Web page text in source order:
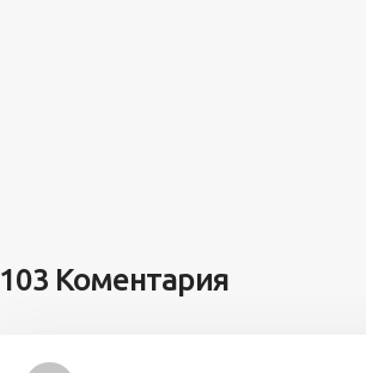
103 Коментария